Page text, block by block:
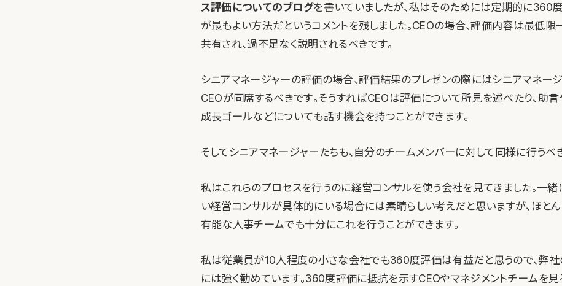
ス評価についてのブログを書いていましたが、私はそのためには定期的に360
が最もよい方法だというコメントを残しました。CEOの場合、評価内容は最低
共有され、過不足なく説明されるべきです。
シニアマネージャーの評価の場合、評価結果のプレゼンの際にはシニアマネー
CEOが同席するべきです。そうすればCEOは評価について所見を述べたり、助言
成長ゴールなどについても話す機会を持つことができます。
そしてシニアマネージャーたちも、自分のチームメンバーに対して同様に行うべ
私はこれらのプロセスを行うのに経営コンサルを使う会社を見てきました。一
い経営コンサルが具体的にいる場合には素晴らしい考えだと思いますが、ほと
有能な人事チームでも十分にこれを行うことができます。
私は従業員が10人程度の小さな会社でも360度評価は有益だと思うので、弊
には強く勧めています。360度評価に抵抗を示すCEOやマネジメントチームを見